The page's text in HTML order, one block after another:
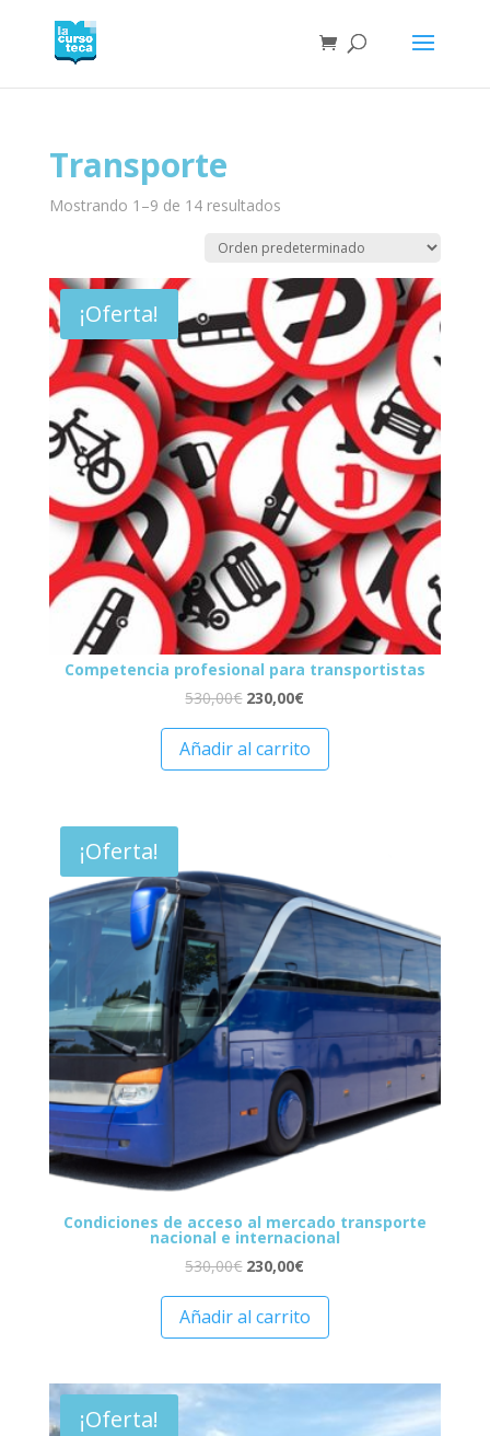
Transporte
Mostrando 1–9 de 14 resultados
¡Oferta!
Competencia profesional para transportistas
530,00€ 230,00€
Añadir al carrito
¡Oferta!
Condiciones de acceso al mercado transporte
nacional e internacional
530,00€ 230,00€
Añadir al carrito
¡Oferta!